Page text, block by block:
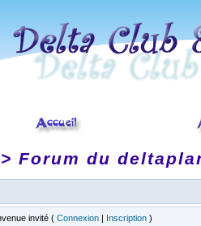
Forum du
invité ( Connexion | Inscription )